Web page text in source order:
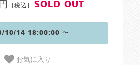
[税込] SOLD OUT
10/14 18:00:00 〜
お気に入り